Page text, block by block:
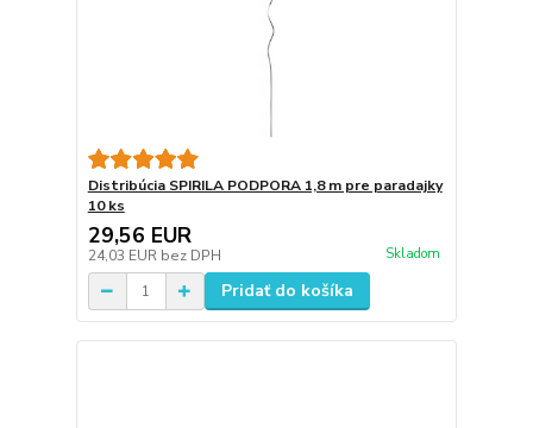
Distribúcia SPIRILA PODPORA 1,8 m pre paradajky
10 ks
29,56 EUR
24,03 EUR bez DPH Skladom
Pridať do košíka